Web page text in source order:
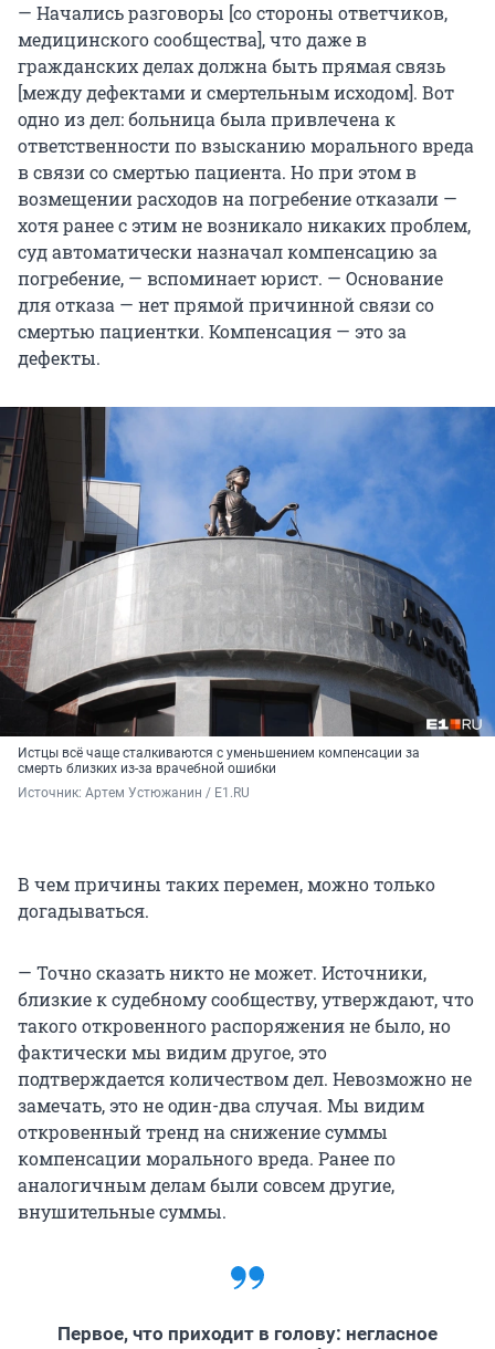
— Начались разговоры [со стороны ответчиков,
медицинского сообщества], что даже в
гражданских делах должна быть прямая связь
[между дефектами и смертельным исходом]. Вот
одно из дел: больница была привлечена к
ответственности по взысканию морального вреда
в связи со смертью пациента. Но при этом в
возмещении расходов на погребение отказали —
хотя ранее с этим не возникало никаких проблем,
суд автоматически назначал компенсацию за
погребение, — вспоминает юрист. — Основание
для отказа — нет прямой причинной связи со
смертью пациентки. Компенсация — это за
дефекты.
Истцы всё чаще сталкиваются с уменьшением компенсации за
смерть близких из-за врачебной ошибки
Источник: Артем Устюжанин / E1.RU
В чем причины таких перемен, можно только
догадываться.
— Точно сказать никто не может. Источники,
близкие к судебному сообществу, утверждают, что
такого откровенного распоряжения не было, но
фактически мы видим другое, это
подтверждается количеством дел. Невозможно не
замечать, это не один-два случая. Мы видим
откровенный тренд на снижение суммы
компенсации морального вреда. Ранее по
аналогичным делам были совсем другие,
внушительные суммы.
Первое, что приходит в голову: негласное